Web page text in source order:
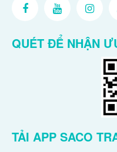
QUÉT ĐỂ NHẬN
TẢI APP SACO